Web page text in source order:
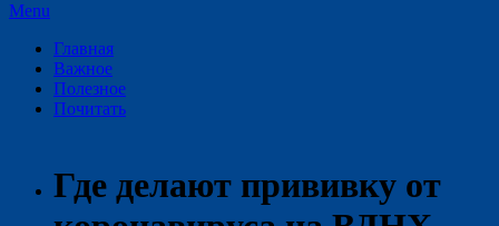
Menu
Главная
Важное
Полезное
Почитать
Где делают прививку от